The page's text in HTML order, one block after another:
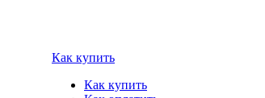
Как купить
Как купить